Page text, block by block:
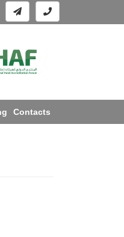
Contacts